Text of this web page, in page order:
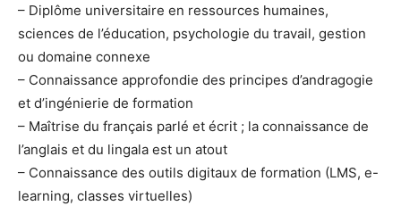
– Diplôme universitaire en ressources humaines,
sciences de l’éducation, psychologie du travail, gestion
ou domaine connexe
– Connaissance approfondie des principes d’andragogie
et d’ingénierie de formation
– Maîtrise du français parlé et écrit ; la connaissance de
l’anglais et du lingala est un atout
– Connaissance des outils digitaux de formation (LMS, e-
learning, classes virtuelles)